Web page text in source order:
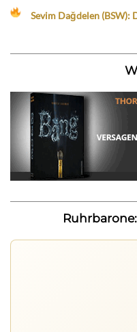
Sevim Dağdelen (BSW):